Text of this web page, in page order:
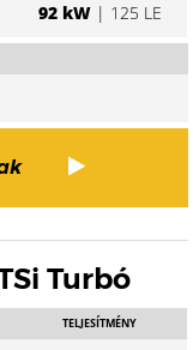
92 kW| 125 LE
Turbó
TELJESÍTMÉNY